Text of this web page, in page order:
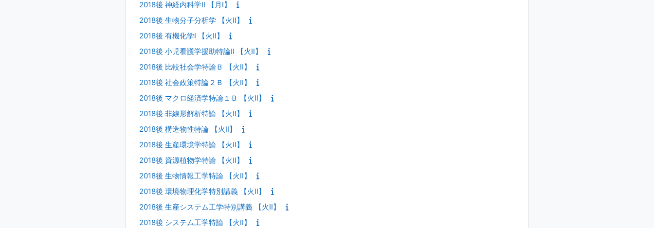
2018後 神経内科学II 【月I】
2018後 生物分子分析学 【火II】
2018後 有機化学I 【火II】
2018後 小児看護学援助特論II 【火II】
2018後 比較社会学特論Ｂ 【火II】
2018後 社会政策特論２Ｂ 【火II】
2018後 マクロ経済学特論１Ｂ 【火II】
2018後 非線形解析特論 【火II】
2018後 構造物性特論 【火II】
2018後 生産環境学特論 【火II】
2018後 資源植物学特論 【火II】
2018後 生物情報工学特論 【火II】
2018後 環境物理化学特別講義 【火II】
2018後 生産システム工学特別講義 【火II】
2018後 システム工学特論 【火II】